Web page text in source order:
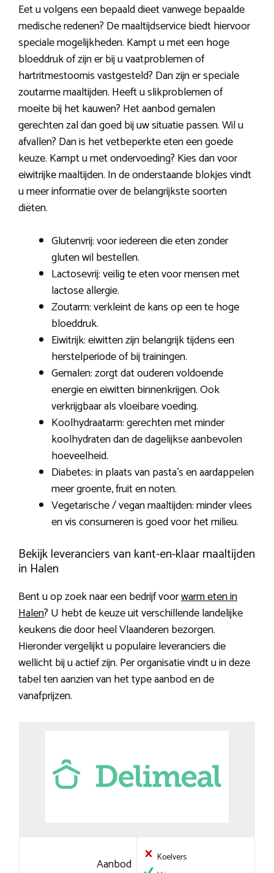
Eet u volgens een bepaald dieet vanwege bepaalde
medische redenen? De maaltijdservice biedt hiervoor
speciale mogelijkheden. Kampt u met een hoge
bloeddruk of zijn er bij u vaatproblemen of
hartritmestoornis vastgesteld? Dan zijn er speciale
zoutarme maaltijden. Heeft u slikproblemen of
moeite bij het kauwen? Het aanbod gemalen
gerechten zal dan goed bij uw situatie passen. Wil u
afvallen? Dan is het vetbeperkte eten een goede
keuze. Kampt u met ondervoeding? Kies dan voor
eiwitrijke maaltijden. In de onderstaande blokjes vindt
u meer informatie over de belangrijkste soorten
diëten.
Glutenvrij: voor iedereen die eten zonder
gluten wil bestellen.
Lactosevrij: veilig te eten voor mensen met
lactose allergie.
Zoutarm: verkleint de kans op een te hoge
bloeddruk.
Eiwitrijk: eiwitten zijn belangrijk tijdens een
herstelperiode of bij trainingen.
Gemalen: zorgt dat ouderen voldoende
energie en eiwitten binnenkrijgen. Ook
verkrijgbaar als vloeibare voeding.
Koolhydraatarm: gerechten met minder
koolhydraten dan de dagelijkse aanbevolen
hoeveelheid.
Diabetes: in plaats van pasta’s en aardappelen
meer groente, fruit en noten.
Vegetarische / vegan maaltijden: minder vlees
en vis consumeren is goed voor het milieu.
Bekijk leveranciers van kant-en-klaar maaltijden
in Halen
Bent u op zoek naar een bedrijf voorwarm eten in
Halen? U hebt de keuze uit verschillende landelijke
keukens die door heel Vlaanderen bezorgen.
Hieronder vergelijkt u populaire leveranciers die
wellicht bij u actief zijn. Per organisatie vindt u in deze
tabel ten aanzien van het type aanbod en de
vanafprijzen.
Aanbod
Koelvers